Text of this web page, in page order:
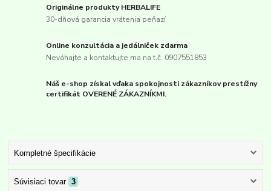
Originálne produkty HERBALIFE
30-dňová garancia vrátenia peňazí
Online konzultácia a jedálniček zdarma
Neváhajte a kontaktujte ma na t.č. 0907551853
Náš e-shop získal vďaka spokojnosti zákazníkov prestížny
certifikát OVERENÉ ZÁKAZNÍKMI.
Kompletné špecifikácie
Súvisiaci tovar 3